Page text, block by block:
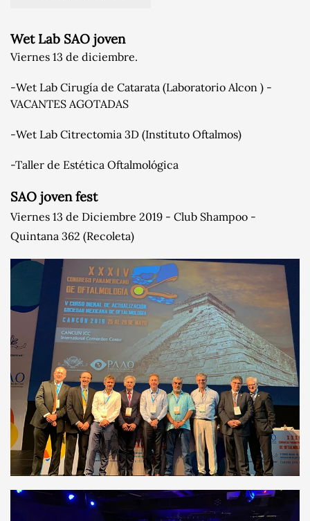
Wet Lab SAO joven
Viernes 13 de diciembre.
-Wet Lab Cirugía de Catarata (Laboratorio Alcon ) -
VACANTES AGOTADAS
-Wet Lab Citrectomia 3D (Instituto Oftalmos)
-Taller de Estética Oftalmológica
SAO joven fest
Viernes 13 de Diciembre 2019 - Club Shampoo -
Quintana 362 (Recoleta)